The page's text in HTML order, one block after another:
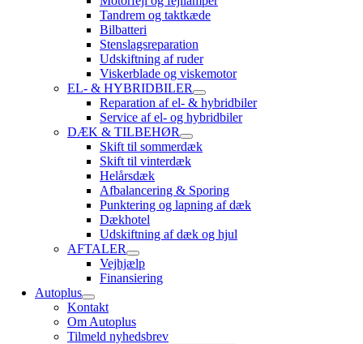
Tandrem og taktkæde
Bilbatteri
Stenslagsreparation
Udskiftning af ruder
Viskerblade og viskemotor
EL- & HYBRIDBILER
Reparation af el- & hybridbiler
Service af el- og hybridbiler
DÆK & TILBEHØR
Skift til sommerdæk
Skift til vinterdæk
Helårsdæk
Afbalancering & Sporing
Punktering og lapning af dæk
Dækhotel
Udskiftning af dæk og hjul
AFTALER
Vejhjælp
Finansiering
Autoplus
Kontakt
Om Autoplus
Tilmeld nyhedsbrev